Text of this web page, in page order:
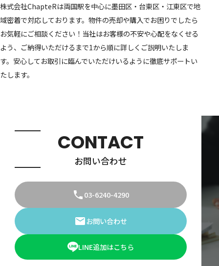
株式会社ChapteRは両国駅を中心に墨田区・台東区・江東区で地
域密着で対応しております。物件の売却や購入でお困りでしたら
お気軽にご相談ください！当社はお客様の不安や心配をなくせる
よう、ご納得いただけるまで1から順に詳しくご説明いたしま
す。安心してお取引に臨んでいただけいるように徹底サポートい
たします。
CONTACT
お問い合わせ
03-6240-4290
お問い合わせ
LINE追加はこちら